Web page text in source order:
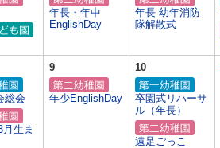
年長・年中
EnglishDay
年長 幼年消防
隊解散式
総会
生ま
9
年少EnglishDay
10
卒園式リハーサ
ル（年長）
遠足ごっこ